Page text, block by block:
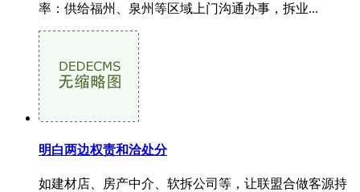
率：供给福州、泉州等区域上门沟通办事，拆业...
明白两边权责和洽处分
如建材店、房产中介、软拆公司等，让联盟合做客源持